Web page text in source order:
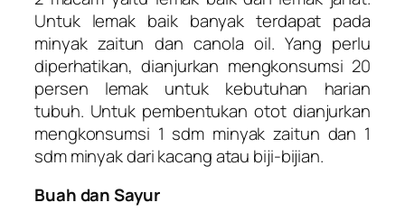
Untuk lemak baik banyak terdapat pada
minyak zaitun dan canola oil. Yang perlu
diperhatikan, dianjurkan mengkonsumsi 20
persen lemak untuk kebutuhan harian
tubuh. Untuk pembentukan otot dianjurkan
mengkonsumsi 1 sdm minyak zaitun dan 1
sdm minyak dari kacang atau biji-bijian.
Buah dan Sayur